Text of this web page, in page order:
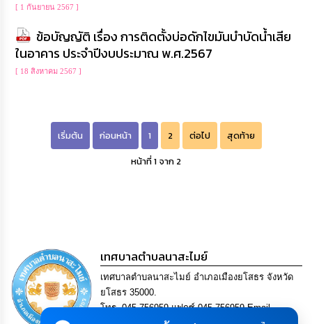
[ 1 กันยายน 2567 ]
ข้อบัญญัติ เรื่อง การติดตั้งบ่อดักไขมันบำบัดน้ำเสีย
ในอาคาร ประจำปีงบประมาณ พ.ศ.2567
[ 18 สิงหาคม 2567 ]
เริ่มต้น ก่อนหน้า 1 2 ต่อไป
สุดท้าย
หน้าที่ 1 จาก 2
เทศบาลตำบลนาสะไมย์
เทศบาลตำบลนาสะไมย์ อำเภอเมืองยโสธร จังหวัด
ยโสธร 35000.
โทร. 045-756959 แฟกซ์ 045-756959 Email